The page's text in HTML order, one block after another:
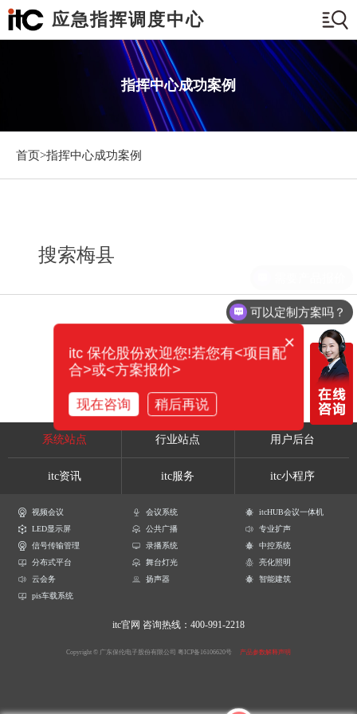
应急指挥调度中心
指挥中心成功案例
首页>指挥中心成功案例
搜索梅县
系统站点 行业站点 用户后台
itc资讯 itc服务 itc小程序
视频会议 会议系统
itcHUB会议一体机
LED显示屏
公共广播
专业扩声
信号传输管理
录播系统
中控系统
分布式平台
舞台灯光
亮化照明
云会务
扬声器
智能建筑
pis车载系统
itc官网 咨询热线：400-991-2218
Copyright © 广东保伦电子股份有限公司 粤ICP备16106620号 产品参数解释声明
可以定制方案吗？
×
itc 保伦股份欢迎您!若您有<项目配
合>或<方案报价>
现在咨询 稍后再说